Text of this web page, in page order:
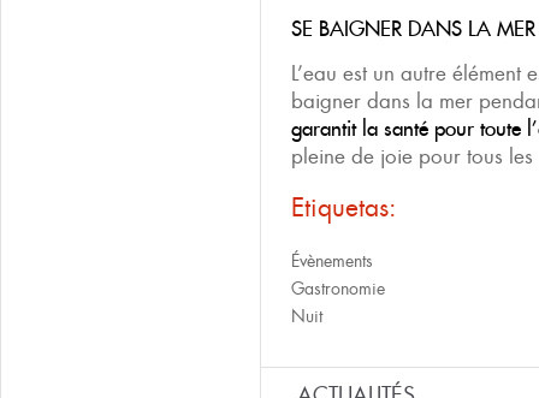
SE BAIGNER DANS LA
L’eau est un autre élément
baigner dans la mer
garantit la santé pour toute
pleine de joie pour tous
Etiquetas:
Évènements
Gastronomie
Nuit